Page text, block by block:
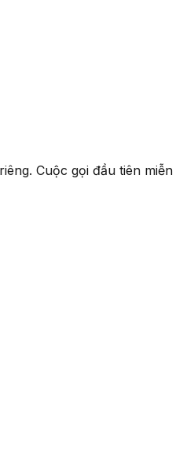
Cuộc gọi đầu tiên miễn